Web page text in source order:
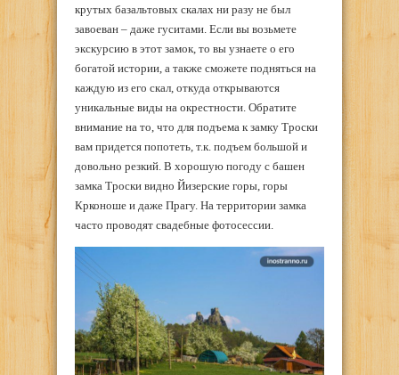
крутых базальтовых скалах ни разу не был
завоеван – даже гуситами. Если вы возьмете
экскурсию в этот замок, то вы узнаете о его
богатой истории, а также сможете подняться на
каждую из его скал, откуда открываются
уникальные виды на окрестности. Обратите
внимание на то, что для подъема к замку Троски
вам придется попотеть, т.к. подъем большой и
довольно резкий. В хорошую погоду с башен
замка Троски видно Йизерские горы, горы
Крконоше и даже Прагу. На территории замка
часто проводят свадебные фотосессии.